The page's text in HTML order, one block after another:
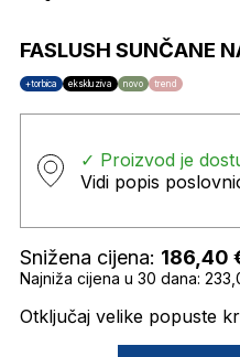
FASLUSH SUNČANE
+torbica ekskluziva novo trend
✓ Proizvod je
Vidi popis
Snižena cijena: 186,40
Najniža cijena u 30 dana:
Otključaj velike popuste